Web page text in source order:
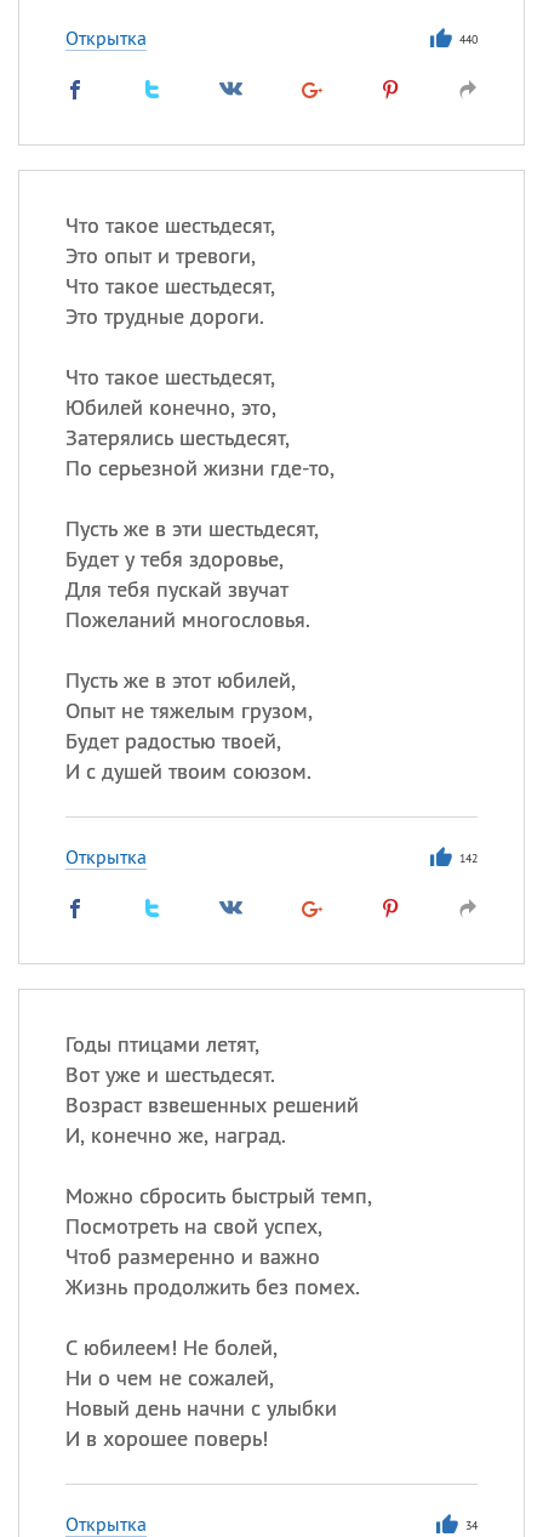
Открытка 440
Что такое шестьдесят,
Это опыт и тревоги,
Что такое шестьдесят,
Это трудные дороги.
Что такое шестьдесят,
Юбилей конечно, это,
Затерялись шестьдесят,
По серьезной жизни где-то,
Пусть же в эти шестьдесят,
Будет у тебя здоровье,
Для тебя пускай звучат
Пожеланий многословья.
Пусть же в этот юбилей,
Опыт не тяжелым грузом,
Будет радостью твоей,
И с душей твоим союзом.
Открытка 142
Годы птицами летят,
Вот уже и шестьдесят.
Возраст взвешенных решений
И, конечно же, наград.
Можно сбросить быстрый темп,
Посмотреть на свой успех,
Чтоб размеренно и важно
Жизнь продолжить без помех.
С юбилеем! Не болей,
Ни о чем не сожалей,
Новый день начни с улыбки
И в хорошее поверь!
Открытка 34